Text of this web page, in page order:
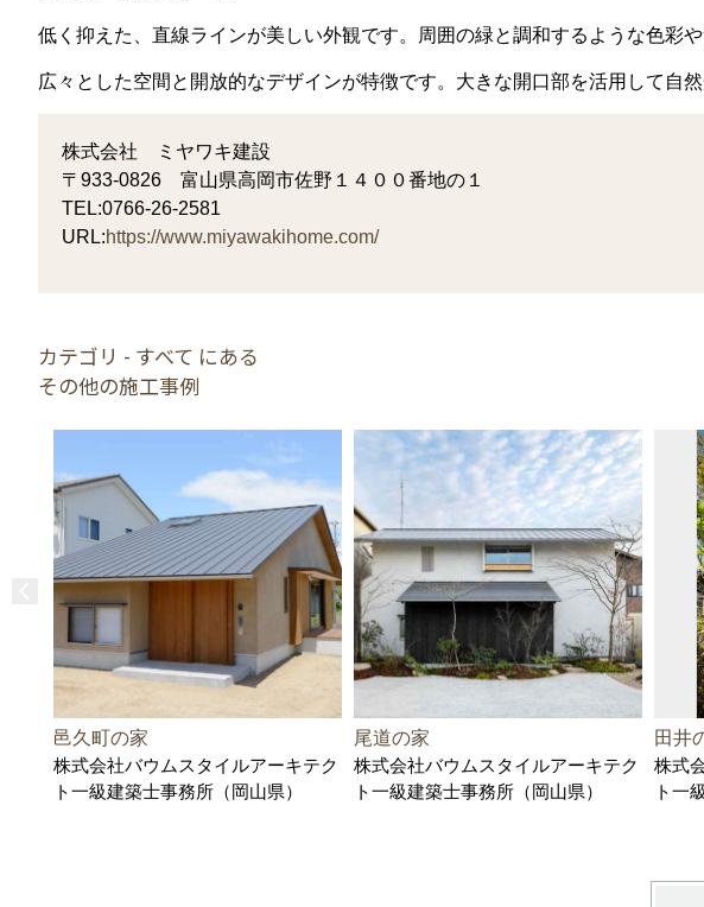
低く抑えた、直線ラインが美しい外観です。周囲の緑と調和するような色彩
広々とした空間と開放的なデザインが特徴です。大きな開口部を活用して自
株式会社 ミヤワキ建設
〒933-0826 富山県高岡市佐野１４００番地の１
TEL:0766-26-2581
URL:https://www.miyawakihome.com/
カテゴリ - すべて にある
その他の施工事例
邑久町の家
株式会社バウムスタイルアーキテク
ト一級建築士事務所（岡山県）
尾道の家
株式会社バウムスタイルアーキテク
ト一級建築士事務所（岡山県）
田井
株式
ト一